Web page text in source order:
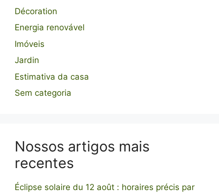
Décoration
Energia renovável
Imóveis
Jardin
Estimativa da casa
Sem categoria
Nossos artigos mais
recentes
Éclipse solaire du 12 août : horaires précis par